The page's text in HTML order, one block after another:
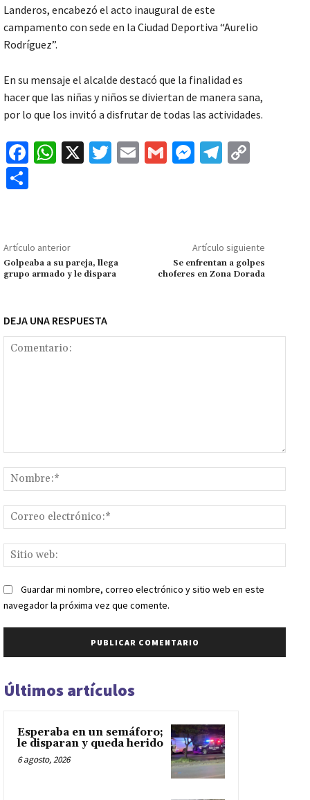
Landeros, encabezó el acto inaugural de este
campamento con sede en la Ciudad Deportiva “Aurelio
Rodríguez”.
En su mensaje el alcalde destacó que la finalidad es
hacer que las niñas y niños se diviertan de manera sana,
por lo que los invitó a disfrutar de todas las actividades.
Fa
o
k
W
p
p
X
T
E
G
M
ge
r
Te
m Li
n
k
p
ar
Artículo anterior
Golpeaba a su pareja, llega
grupo armado y le dispara
Artículo siguiente
Se enfrentan a golpes
choferes en Zona Dorada
DEJA UNA RESPUESTA
web:
Guardar mi nombre, correo electrónico y sitio web en este
navegador la próxima vez que comente.
Últimos artículos
Esperaba en un semáforo;
le disparan y queda herido
6 agosto, 2026